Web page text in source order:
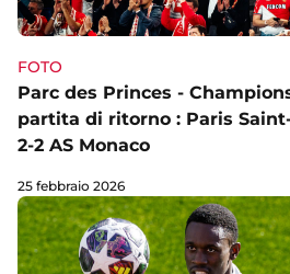
FOTO
Parc des Princes -
partita di ritorno : Paris
2-2 AS Monaco
25 febbraio 2026